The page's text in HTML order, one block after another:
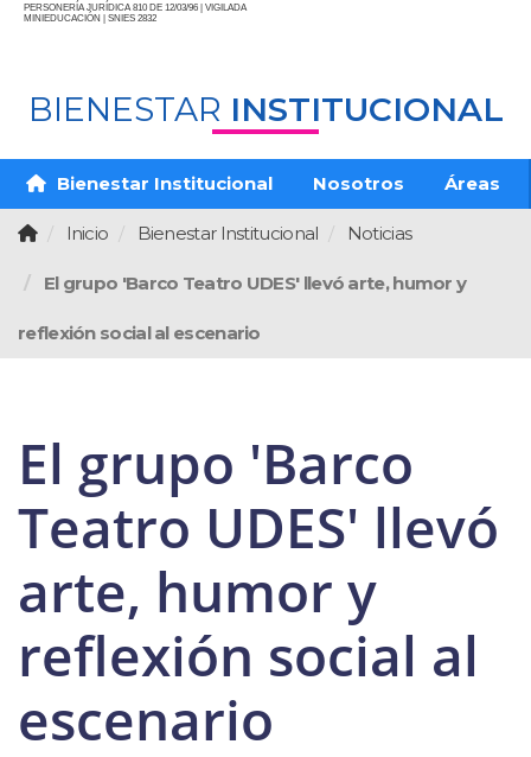
PERSONERÍA JURÍDICA 810 DE 12/03/96 | VIGILADA
MINIEDUCACIÓN | SNIES 2832
BIENESTAR INSTITUCIONAL
Bienestar Institucional Nosotros Áreas
Inicio Bienestar Institucional Noticias
El grupo 'Barco Teatro UDES' llevó arte, humor y
reflexión social al escenario
El grupo 'Barco
Teatro UDES' llevó
arte, humor y
reflexión social al
escenario